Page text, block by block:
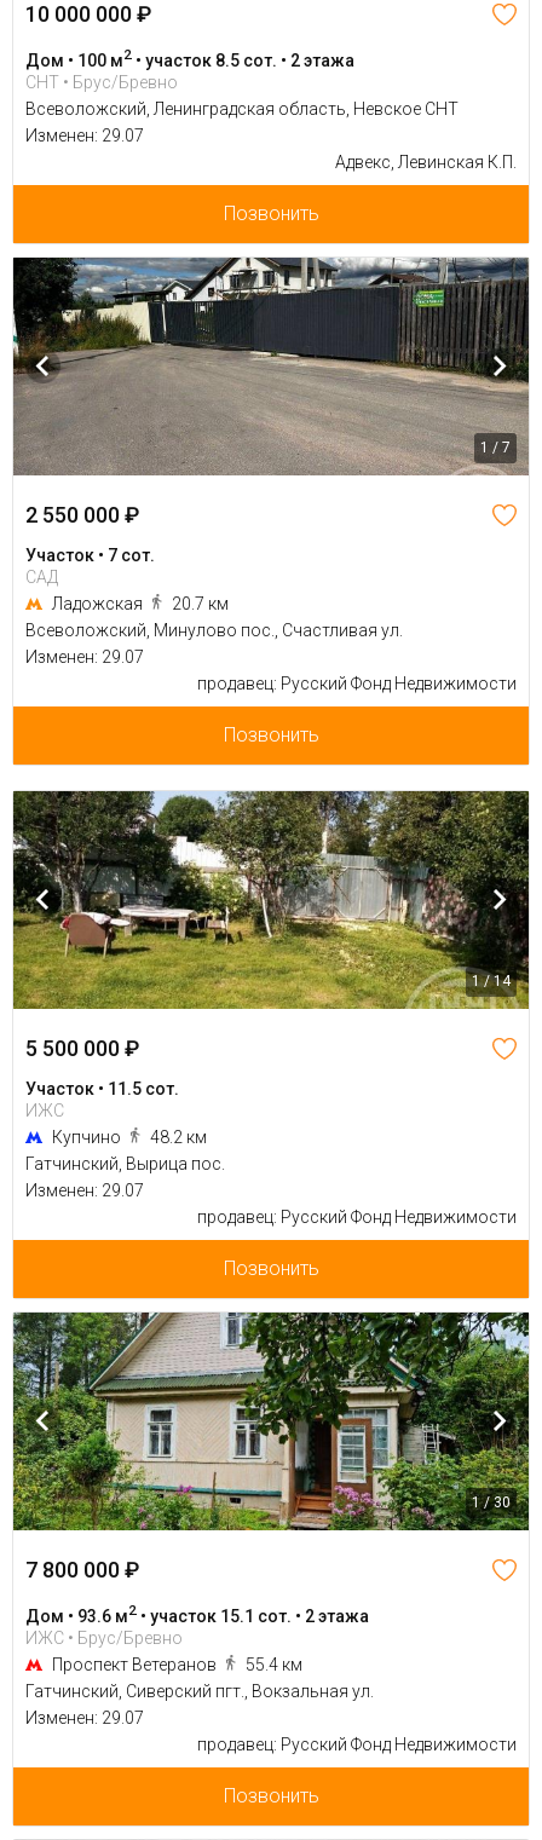
10 000 000 ₽
Дом • 100 м2 • участок 8.5 сот. • 2 этажа
СНТ • Брус/Бревно
Всеволожский, Ленинградская область, Невское СНТ
Изменен: 29.07
Адвекс, Левинская К.П.
Позвонить
1 / 7
2 550 000 ₽
Участок • 7 сот.
САД
Ладожская
20.7 км
Всеволожский, Минулово пос., Счастливая ул.
Изменен: 29.07
продавец: Русский Фонд Недвижимости
Позвонить
1 / 14
5 500 000 ₽
Участок • 11.5 сот.
ИЖС
Купчино
48.2 км
Гатчинский, Вырица пос.
Изменен: 29.07
продавец: Русский Фонд Недвижимости
Позвонить
1 / 30
7 800 000 ₽
Дом • 93.6 м2 • участок 15.1 сот. • 2 этажа
ИЖС • Брус/Бревно
Проспект Ветеранов
55.4 км
Гатчинский, Сиверский пгт., Вокзальная ул.
Изменен: 29.07
продавец: Русский Фонд Недвижимости
Позвонить